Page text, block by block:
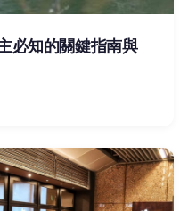
必知的關鍵指南與